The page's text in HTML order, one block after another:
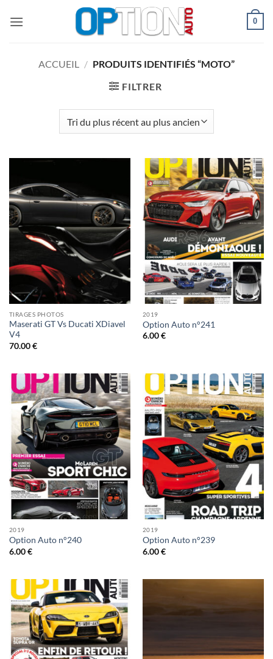
0
ACCUEIL / PRODUITS IDENTIFIÉS “MOTO”
FILTRER
TIRAGES PHOTOS
Maserati GT Vs Ducati XDiavel
V4
70.00€
2019
Option Auto n°241
6.00€
2019
Option Auto n°240
6.00€
2019
Option Auto n°239
6.00€